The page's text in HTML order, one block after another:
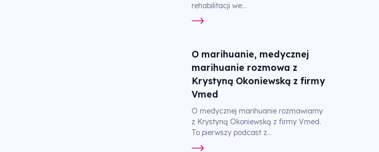
rehabilitacji we...
O marihuanie, medycznej
marihuanie rozmowa z
Krystyną Okoniewską z firmy
Vmed
O medycznej marihuanie rozmawiamy
z Krystyną Okoniewską z firmy Vmed.
To pierwszy podcast z...